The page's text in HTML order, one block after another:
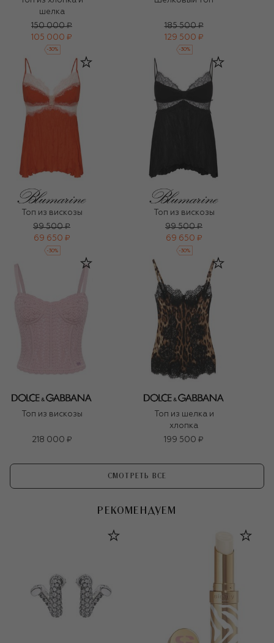
шелка
150 000 ₽
105 000 ₽
-30%
185 500 ₽
129 500 ₽
-30%
Топ из вискозы
99 500 ₽
69 650 ₽
-30%
Топ из вискозы
99 500 ₽
69 650 ₽
-30%
Топ из вискозы
218 000 ₽
Топ из шелка и
хлопка
199 500 ₽
СМОТРЕТЬ ВСЕ
РЕКОМЕНДУЕМ